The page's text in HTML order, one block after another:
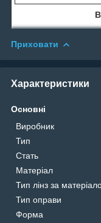
Приховати
Характеристики
Основні
Виробник
Тип
Стать
Матеріал
Тип лінз за
Тип оправи
Форма